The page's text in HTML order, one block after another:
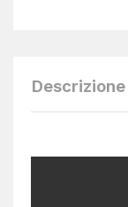
Descrizione